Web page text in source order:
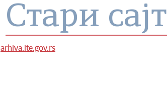
Стари сајт
arhiva.ite.gov.rs